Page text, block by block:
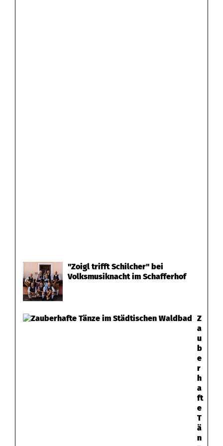
"Zoigl trifft Schilcher" bei
Volksmusiknacht im Schafferhof
Z
a
u
b
e
r
h
a
ft
e
T
ä
n